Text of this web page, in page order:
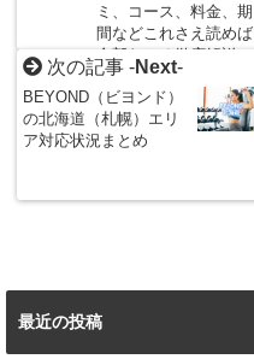
ミ、コース、料金、期
間などこれさえ読めば
全部わかる徹底解説
次の記事 -Next-
BEYOND（ビヨンド）
の北海道（札幌）エリ
ア対応状況まとめ
最近の投稿